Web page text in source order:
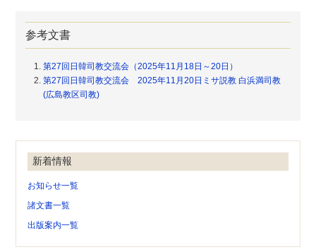
参考文書
第27回日韓司教交流会（2025年11月18日～20日）
第27回日韓司教交流会 2025年11月20日ミサ説教 白浜満司教
(広島教区司教)
新着情報
お知らせ一覧
諸文書一覧
出版案内一覧